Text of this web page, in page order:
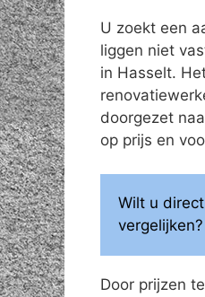
U zoekt een
liggen niet
in Hasselt.
doorgezet
op prijs en
Wilt u
Door prijzen